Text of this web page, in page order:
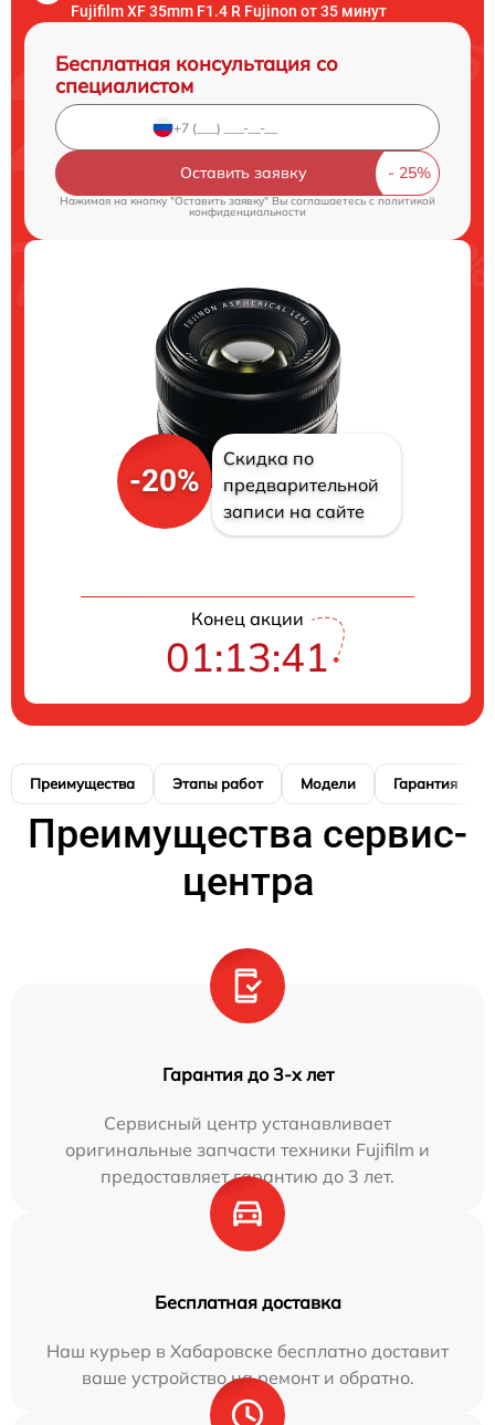
Fujifilm XF 35mm F1.4 R Fujinon от 35 минут
Бесплатная консультация со
специалистом
Оставить заявку
Нажимая на кнопку "Оставить заявку" Вы соглашаетесь c политикой
конфиденциальности
-20%
Скидка по
предварительной
записи на сайте
Конец акции
01:13:40
Преимущества Этапы работ Модели Гарантия
Преимущества сервис-
центра
Гарантия до 3-х лет
Сервисный центр устанавливает
оригинальные запчасти техники Fujifilm и
предоставляет гарантию до 3 лет.
Бесплатная доставка
Наш курьер в Хабаровске бесплатно доставит
ваше устройство на ремонт и обратно.